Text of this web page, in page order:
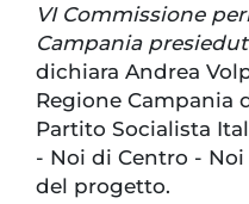
VI Commissione
Campania
dichiara Andrea
Regione Campania
Partito Socialista
- Noi di Centro -
del progetto.